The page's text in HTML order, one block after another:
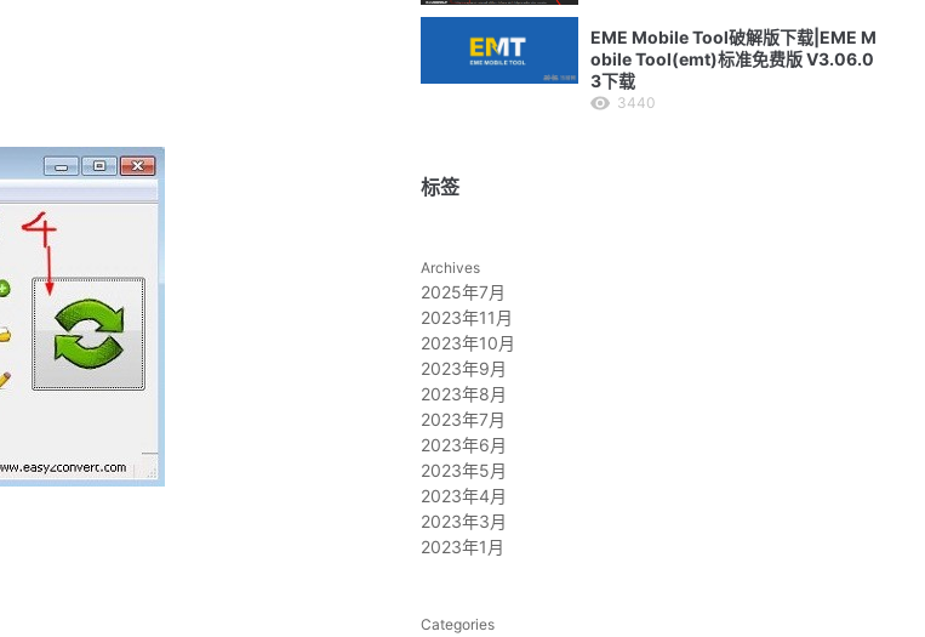
EME Mobile Tool破解版下载|EME M
obile Tool(emt)标准免费版 V3.06.0
3下载
3440
标签
Archives
2025年7月
2023年11月
2023年10月
2023年9月
2023年8月
2023年7月
2023年6月
2023年5月
2023年4月
2023年3月
2023年1月
Categories